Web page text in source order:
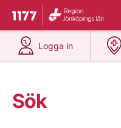
Till startsidan för 1177
Du har valt region
Logga in
på 1177.se
Sök